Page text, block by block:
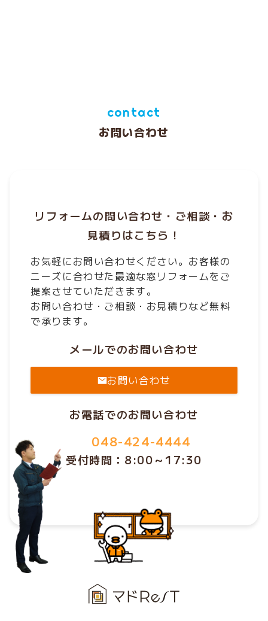
contact
お問い合わせ
リフォームの問い合わせ・ご相談・お
見積りはこちら！
お気軽にお問い合わせください。お客様の
ニーズに合わせた最適な窓リフォームをご
提案させていただきます。
お問い合わせ・ご相談・お見積りなど無料
で承ります。
メールでのお問い合わせ
お問い合わせ
お電話でのお問い合わせ
048-424-4444
受付時間：8:00～17:30